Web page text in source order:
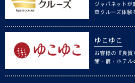
ジャパネットが
華クルーズ体験
ゆこゆこ
お客様の『良質
館・宿・ホテル